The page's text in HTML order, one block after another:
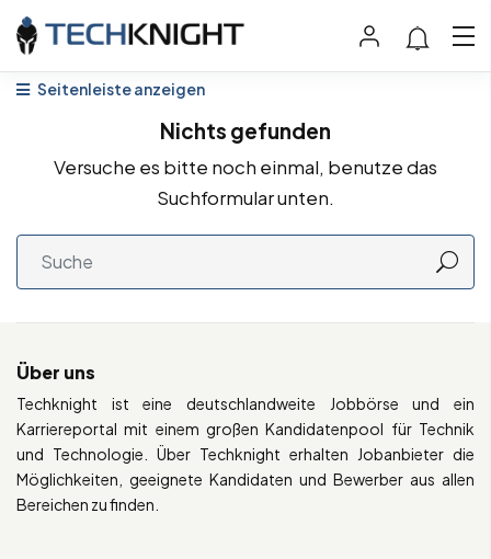
Seitenleiste anzeigen
Nichts gefunden
Versuche es bitte noch einmal, benutze das
Suchformular unten.
Über uns
Techknight ist eine deutschlandweite Jobbörse und ein
Karriereportal mit einem großen Kandidatenpool für Technik
und Technologie. Über Techknight erhalten Jobanbieter die
Möglichkeiten, geeignete Kandidaten und Bewerber aus allen
Bereichen zu finden.